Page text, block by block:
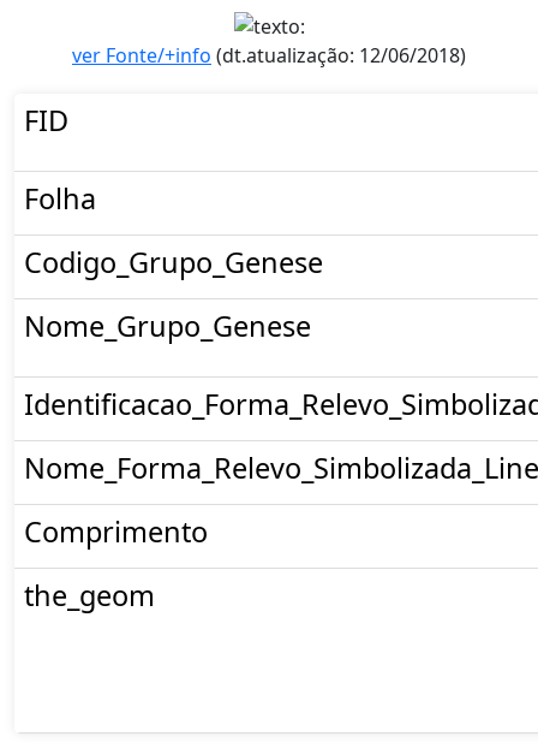
ver Fonte/+info (dt.atualização: 12/06/2018)
FID
Folha
Codigo_Grupo_Genese
Nome_Grupo_Genese
Comprimento
the_geom